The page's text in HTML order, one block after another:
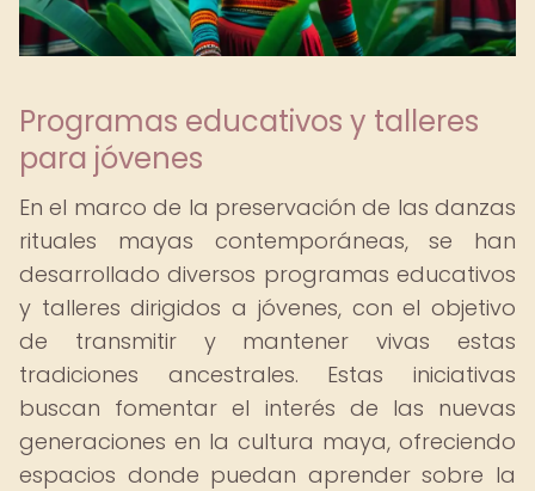
Programas educativos y talleres
para jóvenes
En el marco de la preservación de las danzas
rituales mayas contemporáneas, se han
desarrollado diversos programas educativos
y talleres dirigidos a jóvenes, con el objetivo
de transmitir y mantener vivas estas
tradiciones ancestrales. Estas iniciativas
buscan fomentar el interés de las nuevas
generaciones en la cultura maya, ofreciendo
espacios donde puedan aprender sobre la